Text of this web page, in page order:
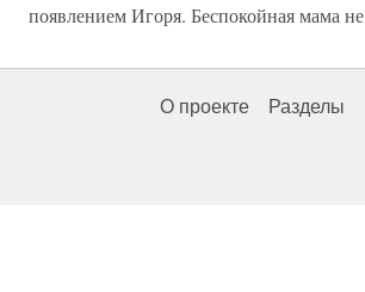
появлением Игоря. Беспокойная мама не
О проекте Разделы